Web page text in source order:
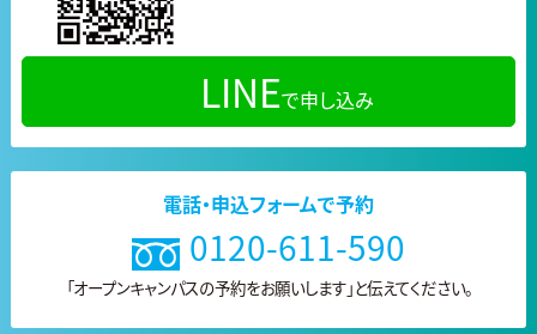
LINEで申し込み
電話・申込フォームで予約
0120-611-590
「オープンキャンパスの予約をお願いします」と伝えてください。